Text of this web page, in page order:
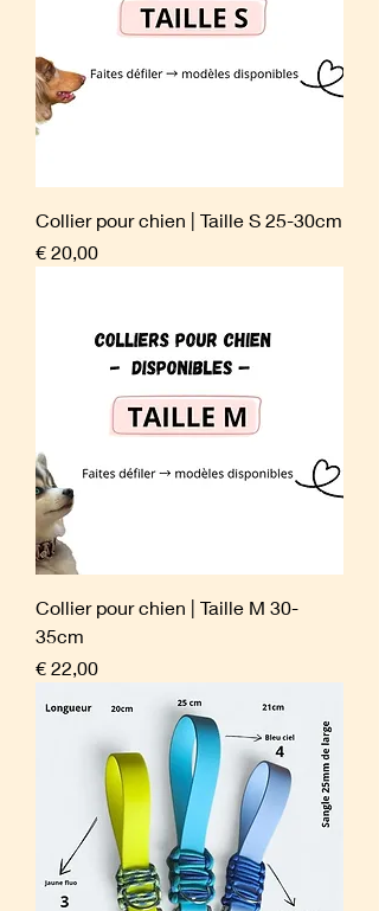
Collier pour chien | Taille S 25-30cm
Prijs
€ 20,00
Collier pour chien | Taille M 30-
35cm
Prijs
€ 22,00